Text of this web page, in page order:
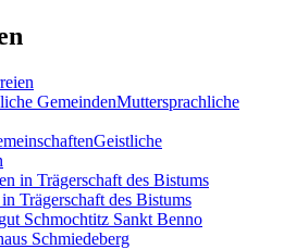
Muttersprachliche
Geistliche
Trägerschaft des Bistums
Schmochtitz Sankt Benno
Schmiedeberg